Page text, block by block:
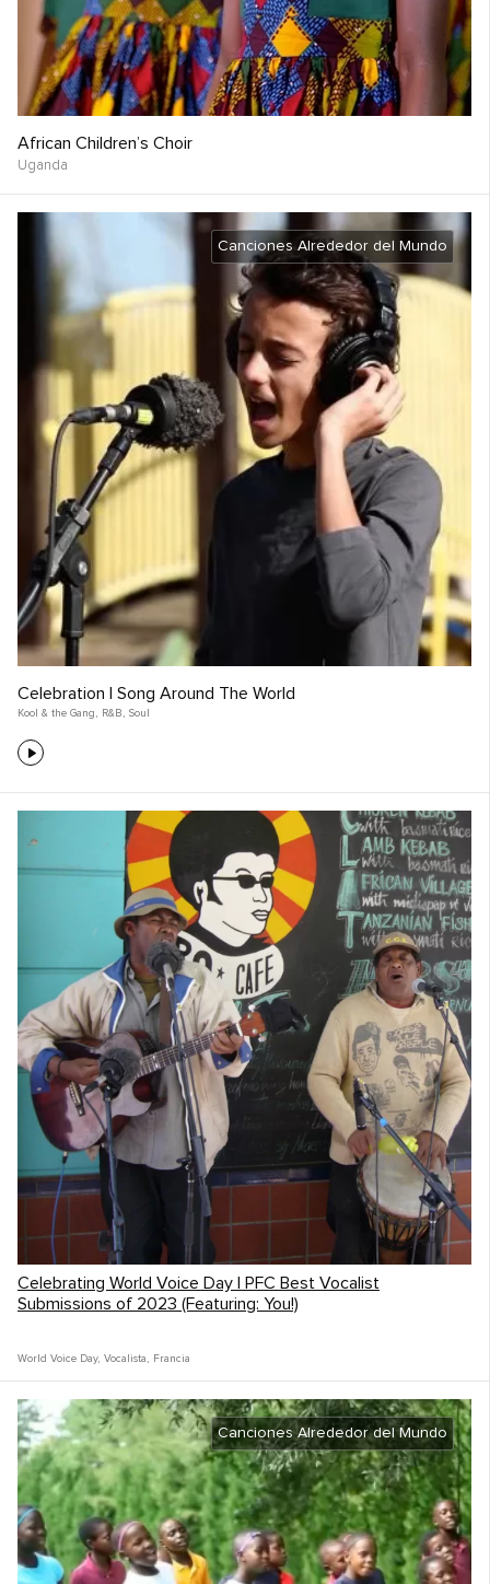
African Children’s Choir
Uganda
Canciones Alrededor del Mundo
Celebration | Song Around The World
Kool & the Gang , R&B , Soul
Celebrating World Voice Day | PFC Best Vocalist
Submissions of 2023 (Featuring: You!)
World Voice Day, Vocalista , Francia
Canciones Alrededor del Mundo